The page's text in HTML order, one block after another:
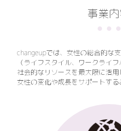
事業
changeupでは、女性の総合的な
（ライフスタイル、ワークライ
社会的なリソースを最大限に活用
女性の変化や成長をサポートする